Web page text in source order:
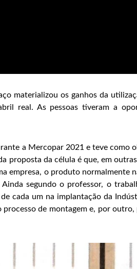
materializou os ganhos da
real. As pessoas tiveram a
a Mercopar 2021 e teve
proposta da célula é que, em
empresa, o produto normalmente
segundo o professor, o
cada um na implantação da
de montagem e, por